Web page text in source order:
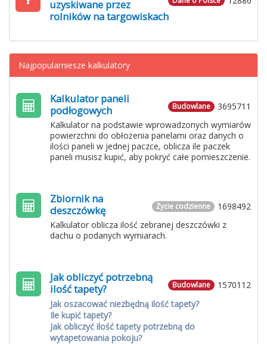
uzyskiwane przez
rolników na targowiskach
Najpopularniesze kalkulatory
3695711
Budowlane
Kalkulator paneli
podłogowych
Kalkulator na podstawie wprowadzonych wymiarów
powierzchni do obłożenia panelami oraz danych o
ilości paneli w jednej paczce, oblicza ile paczek
paneli musisz kupić, aby pokryć całe pomieszczenie.
1698492
Życie codzienne
Zbiornik na
deszczówkę
Kalkulator oblicza ilość zebranej deszczówki z
dachu o podanych wymiarach.
1570112
Budowlane
Jak obliczyć potrzebną
ilość tapety?
Jak oszacować niezbędną ilość tapety?
Ile kupić tapety?
Jak obliczyć ilość tapety potrzebną do
wytapetowania pokoju?